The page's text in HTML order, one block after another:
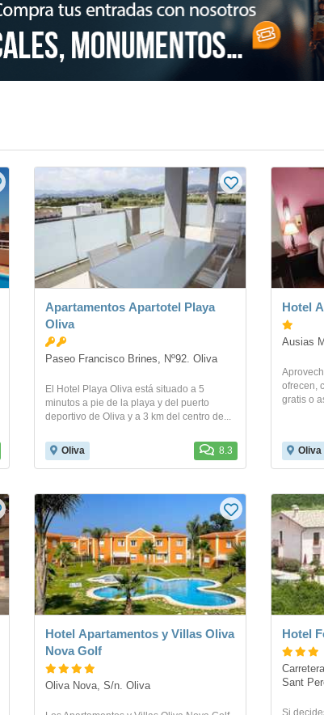
Apartamentos Apartotel Playa
Oliva
Paseo Francisco Brines, Nº92. Oliva
El Hotel Playa Oliva está situado a 5
minutos a pie de la playa y del puerto
deportivo de Oliva y a 3 km del centro de...
Oliva 8.3
Hotel
Ausias
ofrecen,
gratis o
Oliva
Hotel Apartamentos y Villas Oliva
Nova Golf
Oliva Nova, S/n. Oliva
Hotel
Sant